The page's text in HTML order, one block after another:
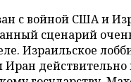
с войной США и
сценарий
Израильское
Иран